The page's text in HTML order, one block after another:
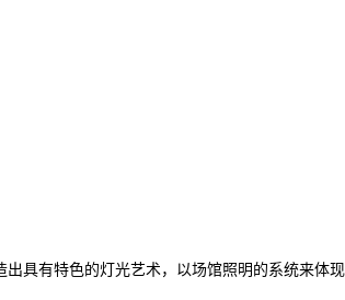
具有特色的灯光艺术，以场馆照明的系统来体现